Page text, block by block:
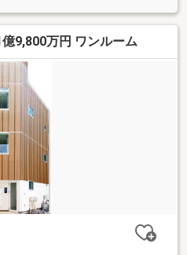
9,800万円 ワンルーム